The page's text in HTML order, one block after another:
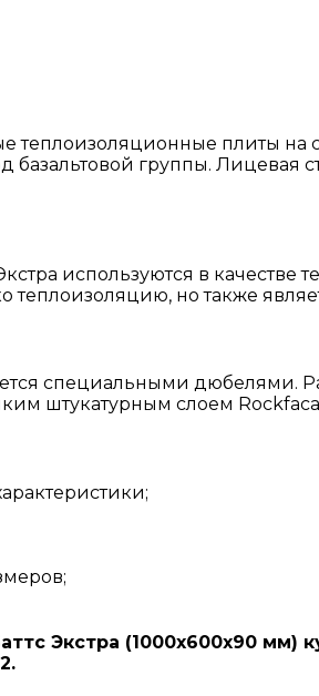
теплоизоляционные плиты
базальтовой группы.
используются в
теплоизоляцию, но также
специальными дюбелями.
штукатурным слоем
Экстра (1000х600х90